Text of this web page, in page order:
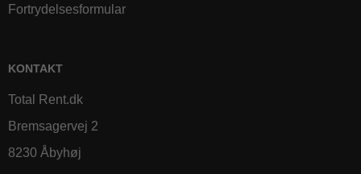
Fortrydelsesformular
KONTAKT
Total Rent.dk
Bremsagervej 2
8230 Åbyhøj